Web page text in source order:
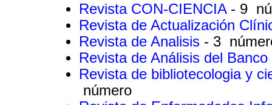
Revista CON-CIENCIA - 9
Revista de Actualización
Revista de Analisis - 3
Revista de Análisis del
Revista de bibliotecologia y
número